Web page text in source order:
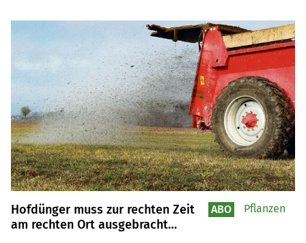
Hofdünger muss zur rechten Zeit
am rechten Ort ausgebracht
ABO Pflanzen